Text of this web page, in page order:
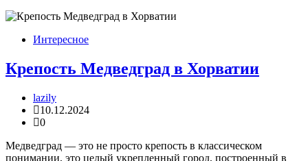
Интересное
Крепость Медведград в Хорватии
lazily
10.12.2024
0
Медведград — это не просто крепость в классическом
понимании, это целый укрепленный город, построенный в